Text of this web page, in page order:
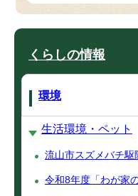
くらしの情報
環境
生活環境・ペット
流山市スズメバチ駆
令和8年度「わが家